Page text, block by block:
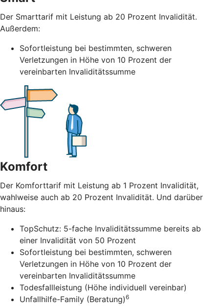
Der Smarttarif mit Leistung ab 20 Prozent Invalidität.
Außerdem:
Sofortleistung bei bestimmten, schweren
Verletzungen in Höhe von 10 Prozent der
vereinbarten Invaliditätssumme
Komfort
Der Komforttarif mit Leistung ab 1 Prozent Invalidität,
wahlweise auch ab 20 Prozent Invalidität. Und darüber
hinaus:
TopSchutz: 5-fache Invaliditätssumme bereits ab
einer Invalidität von 50 Prozent
Sofortleistung bei bestimmten, schweren
Verletzungen in Höhe von 10 Prozent der
vereinbarten Invaliditätssumme
Todesfallleistung (Höhe individuell vereinbar)
Unfallhilfe-Family (Beratung)6